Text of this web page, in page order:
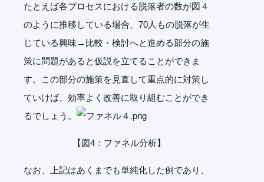
たとえば各プロセスにおける脱落者の数が図４
のように推移している場合、70人もの脱落が生
じている興味→比較・検討へと進める部分の施
策に問題があると仮説を立てることができま
す。この部分の施策を見直して重点的に対策し
ていけば、効率よく改善に取り組むことができ
るでしょう。
【図4：ファネル分析】
なお、上記はあくまでも単純化した例であり、